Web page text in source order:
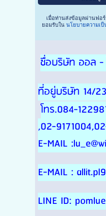
เมื่อท่านส่งข้อมูลผ่านฟอ
ยอมรับใน นโยบายความเ
ชื่อบริษัท ออล -
ที่อยู่บริษัท 14/
โทร.084-
,02-
E-MAIL
E-MAIL :
LINE ID: